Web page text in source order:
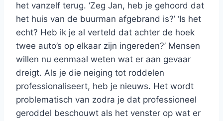
het vanzelf terug. ‘Zeg Jan, heb je gehoord dat
het huis van de buurman afgebrand is?’ ‘Is het
echt? Heb ik je al verteld dat achter de hoek
twee auto’s op elkaar zijn ingereden?’ Mensen
willen nu eenmaal weten wat er aan gevaar
dreigt. Als je die neiging tot roddelen
professionaliseert, heb je nieuws. Het wordt
problematisch van zodra je dat professioneel
geroddel beschouwt als het venster op wat er